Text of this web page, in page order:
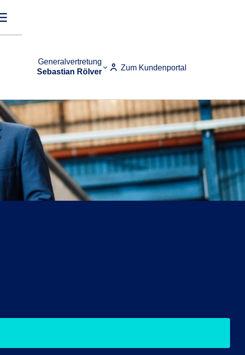
Generalvertretung
Sebastian Rölver
Zum Kundenportal